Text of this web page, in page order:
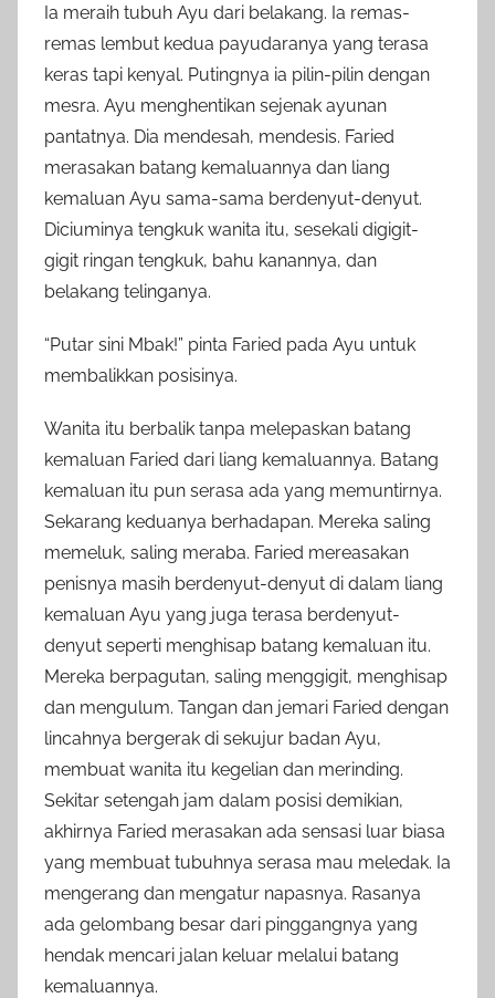
Ia meraih tubuh Ayu dari belakang. Ia remas-
remas lembut kedua payudaranya yang terasa
keras tapi kenyal. Putingnya ia pilin-pilin dengan
mesra. Ayu menghentikan sejenak ayunan
pantatnya. Dia mendesah, mendesis. Faried
merasakan batang kemaluannya dan liang
kemaluan Ayu sama-sama berdenyut-denyut.
Diciuminya tengkuk wanita itu, sesekali digigit-
gigit ringan tengkuk, bahu kanannya, dan
belakang telinganya.
“Putar sini Mbak!” pinta Faried pada Ayu untuk
membalikkan posisinya.
Wanita itu berbalik tanpa melepaskan batang
kemaluan Faried dari liang kemaluannya. Batang
kemaluan itu pun serasa ada yang memuntirnya.
Sekarang keduanya berhadapan. Mereka saling
memeluk, saling meraba. Faried mereasakan
penisnya masih berdenyut-denyut di dalam liang
kemaluan Ayu yang juga terasa berdenyut-
denyut seperti menghisap batang kemaluan itu.
Mereka berpagutan, saling menggigit, menghisap
dan mengulum. Tangan dan jemari Faried dengan
lincahnya bergerak di sekujur badan Ayu,
membuat wanita itu kegelian dan merinding.
Sekitar setengah jam dalam posisi demikian,
akhirnya Faried merasakan ada sensasi luar biasa
yang membuat tubuhnya serasa mau meledak. Ia
mengerang dan mengatur napasnya. Rasanya
ada gelombang besar dari pinggangnya yang
hendak mencari jalan keluar melalui batang
kemaluannya.